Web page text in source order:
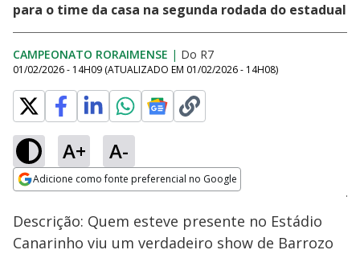
para o time da casa na segunda rodada do estadual
CAMPEONATO RORAIMENSE | Do R7
01/02/2026 - 14H09 (ATUALIZADO EM 01/02/2026 - 14H08)
A+ A-
Adicione como fonte preferencial no Google
Ativar
Loaded :
1.05%
Descrição: Quem esteve presente no Estádio
Canarinho viu um verdadeiro show de Barrozo